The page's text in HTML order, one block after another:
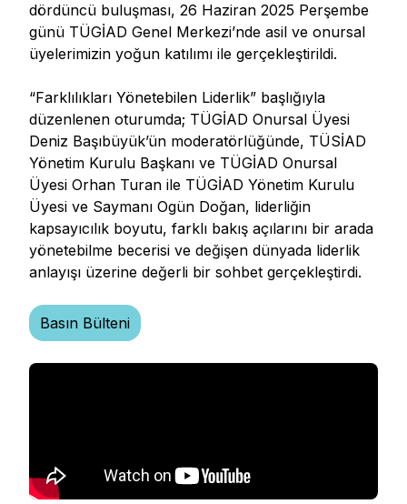
dördüncü buluşması, 26 Haziran 2025 Perşembe
günü TÜGİAD Genel Merkezi’nde asil ve onursal
üyelerimizin yoğun katılımı ile gerçekleştirildi.
“Farklılıkları Yönetebilen Liderlik” başlığıyla
düzenlenen oturumda; TÜGİAD Onursal Üyesi
Deniz Başıbüyük’ün moderatörlüğünde, TÜSİAD
Yönetim Kurulu Başkanı ve TÜGİAD Onursal
Üyesi Orhan Turan ile TÜGİAD Yönetim Kurulu
Üyesi ve Saymanı Ogün Doğan, liderliğin
kapsayıcılık boyutu, farklı bakış açılarını bir arada
yönetebilme becerisi ve değişen dünyada liderlik
anlayışı üzerine değerli bir sohbet gerçekleştirdi.
Basın Bülteni